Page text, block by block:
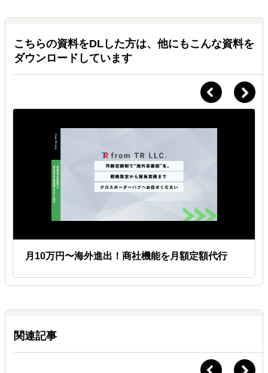
こちらの資料をDLした方は、他にもこんな資料を
ダウンロードしています
月10万円〜海外進出！商社機能を月額定額代行
関連記事